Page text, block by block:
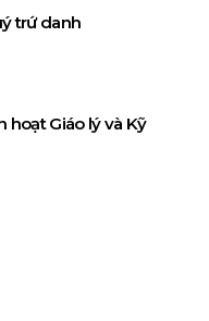
trứ danh
hoạt Giáo lý và Kỹ